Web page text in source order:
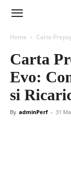
Carta
Credito
Home Carte
Carta
Evo:
si
By adminPerf - 31